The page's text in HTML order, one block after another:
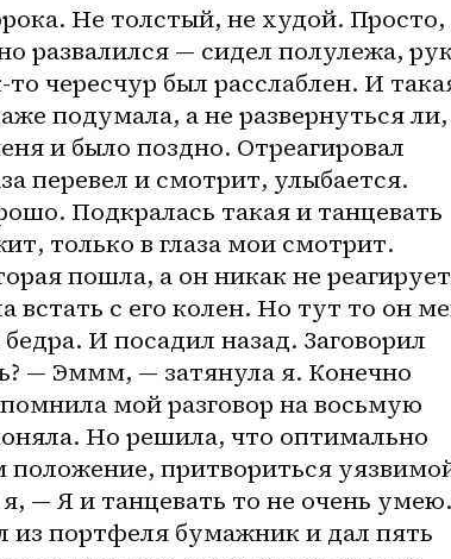
Не толстый, не худой. Просто,
развалился — сидел полулежа,
чересчур был расслаблен. И
подумала, а не развернуться ли,
и было поздно. Отреагировал
перевел и смотрит, улыбается.
Подкралась такая и танцевать
только в глаза мои смотрит.
пошла, а он никак не
встать с его колен. Но тут то он
И посадил назад. Заговорил
— Эммм, — затянула я. Конечно
мой разговор на восьмую
Но решила, что оптимально
положение, притвориться
— Я и танцевать то не очень
портфеля бумажник и дал пять